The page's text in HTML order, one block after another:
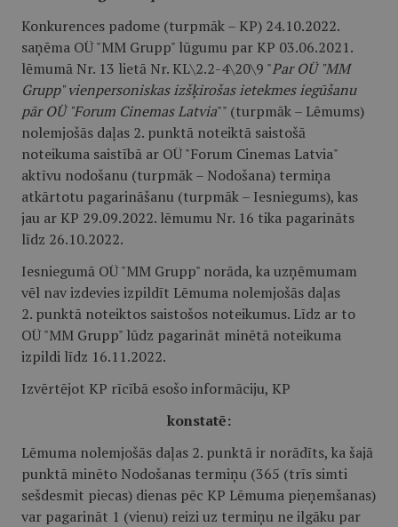
Konkurences padome (turpmāk – KP) 24.10.2022.
saņēma OÜ "MM Grupp" lūgumu par KP 03.06.2021.
lēmumā Nr. 13 lietā Nr. KL\2.2-4\20\9 "Par OÜ "MM
Grupp" vienpersoniskas izšķirošas ietekmes iegūšanu
pār OÜ "Forum Cinemas Latvia"" (turpmāk – Lēmums)
nolemjošās daļas 2. punktā noteiktā saistošā
noteikuma saistībā ar OÜ "Forum Cinemas Latvia"
aktīvu nodošanu (turpmāk – Nodošana) termiņa
atkārtotu pagarināšanu (turpmāk – Iesniegums), kas
jau ar KP 29.09.2022. lēmumu Nr. 16 tika pagarināts
līdz 26.10.2022.
Iesniegumā OÜ "MM Grupp" norāda, ka uzņēmumam
vēl nav izdevies izpildīt Lēmuma nolemjošās daļas
2. punktā noteiktos saistošos noteikumus. Līdz ar to
OÜ "MM Grupp" lūdz pagarināt minētā noteikuma
izpildi līdz 16.11.2022.
Izvērtējot KP rīcībā esošo informāciju, KP
konstatē:
Lēmuma nolemjošās daļas 2. punktā ir norādīts, ka šajā
punktā minēto Nodošanas termiņu (365 (trīs simti
sešdesmit piecas) dienas pēc KP Lēmuma pieņemšanas)
var pagarināt 1 (vienu) reizi uz termiņu ne ilgāku par